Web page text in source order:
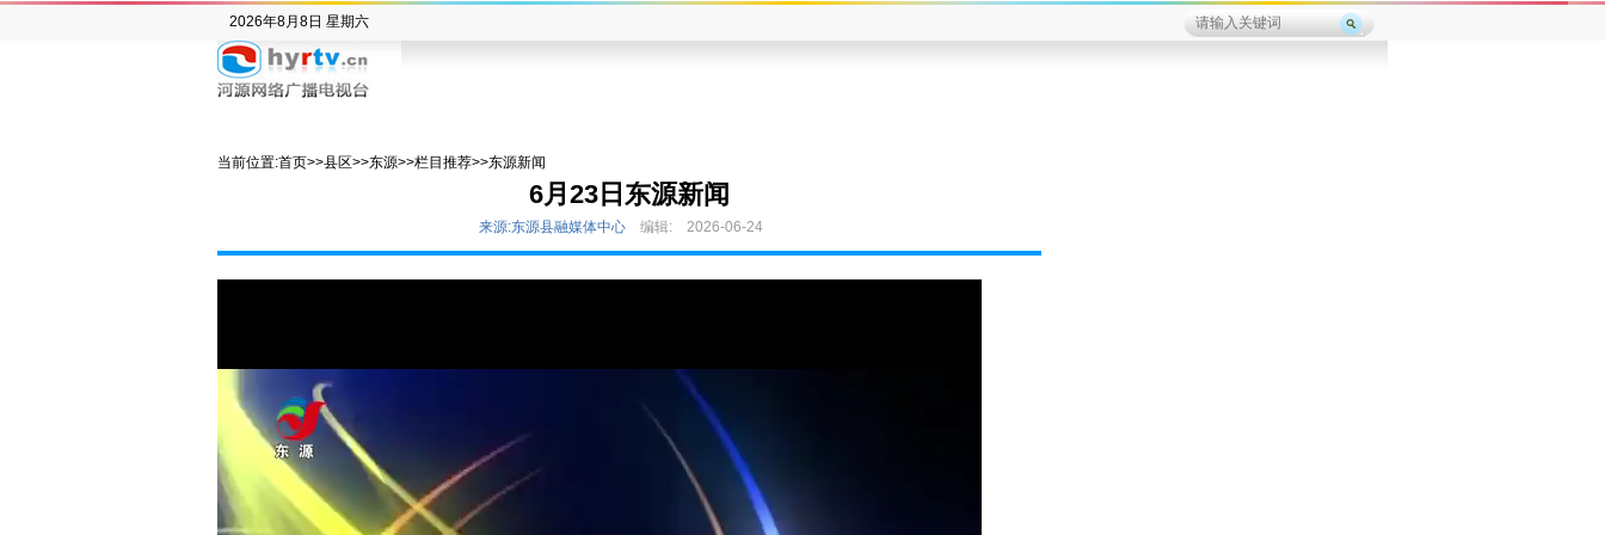
2026年8月8日 星期六
当前位置:首页>>县区>>东源>>栏目推荐>>东源新闻
6月23日东源新闻
来源:东源县融媒体中心 编辑: 2026-06-24